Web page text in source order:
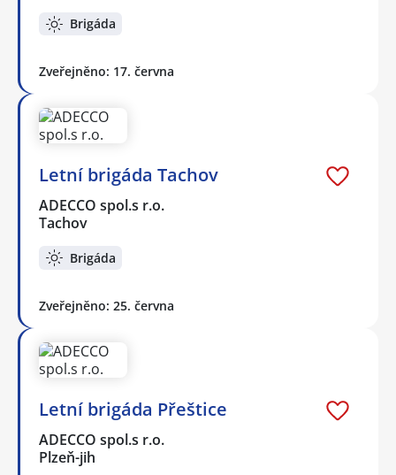
Brigáda
Zveřejněno: 17. června
Letní brigáda Tachov
ADECCO spol.s r.o.
Tachov
Brigáda
Zveřejněno: 25. června
Letní brigáda Přeštice
ADECCO spol.s r.o.
Plzeň-jih